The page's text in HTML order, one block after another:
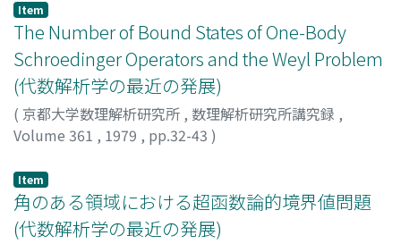
Item
The Number of Bound States of One-Body
Schroedinger Operators and the Weyl Problem
(代数解析学の最近の発展)
( 京都大学数理解析研究所 , 数理解析研究所講究録 ,
Volume 361 , 1979 , pp.32-43 )
Item
角のある領域における超函数論的境界値問題
(代数解析学の最近の発展)